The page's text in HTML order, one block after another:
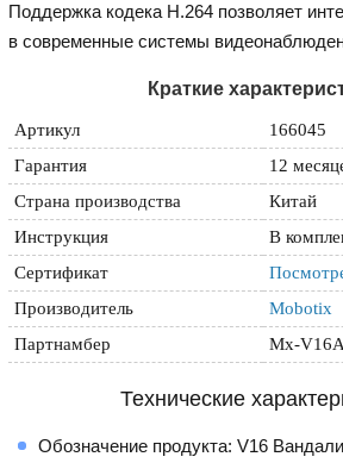
Поддержка кодека H.264 позволяет
в современные системы
Краткие
Артикул
166045
Гарантия
12
Страна производства
Китай
Инструкция
В
Сертификат
Производитель
Mobotix
Партнамбер
Mx-
Технические
Обозначение продукта: V16